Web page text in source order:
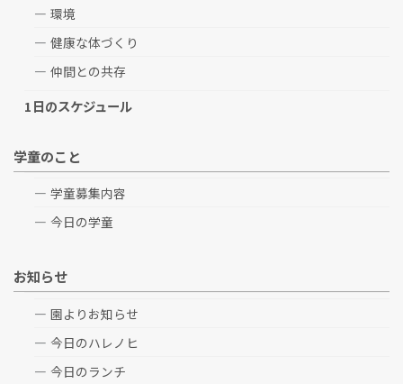
環境
健康な体づくり
仲間との共存
1日のスケジュール
学童のこと
学童募集内容
今日の学童
お知らせ
園よりお知らせ
今日のハレノヒ
今日のランチ